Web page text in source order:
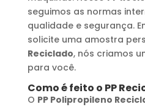
seguimos as normas
qualidade e segurança.
solicite uma amostra
Reciclado, nós criamos
para você.
Como é feito o PP
O PP Polipropileno